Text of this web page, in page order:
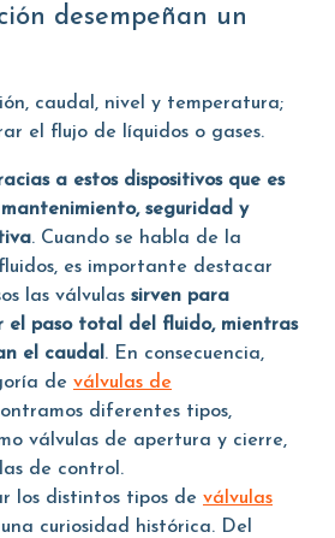
desempeñan un
caudal, nivel y temperatura;
el flujo de líquidos o gases.
a estos dispositivos que es
seguridad y
. Cuando se habla de la
es importante destacar
las válvulas sirven para
el paso total del fluido, mientras
el caudal . En consecuencia,
de válvulas de
diferentes tipos,
válvulas de apertura y cierre,
de control.
los distintos tipos de válvulas
una curiosidad histórica. Del